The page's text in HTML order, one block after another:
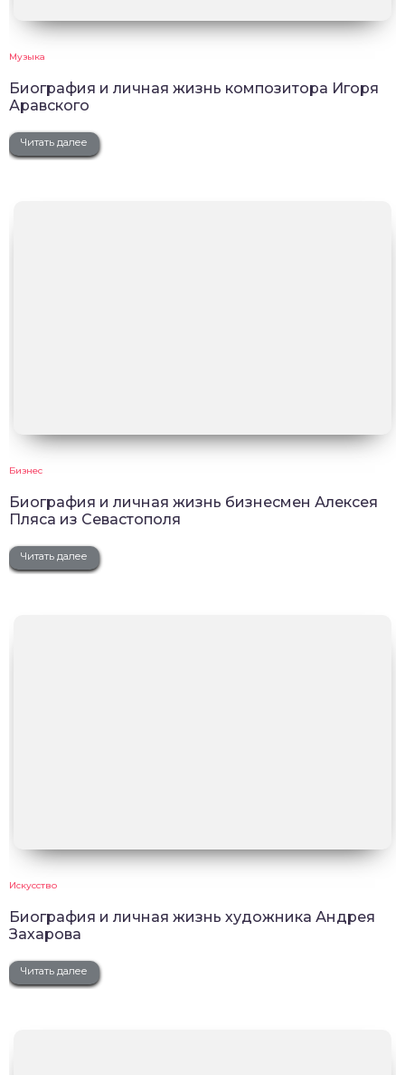
Музыка
Биография и личная жизнь композитора Игоря
Аравского
Читать далее
Бизнес
Биография и личная жизнь бизнесмен Алексея
Пляса из Севастополя
Читать далее
Искусство
Биография и личная жизнь художника Андрея
Захарова
Читать далее